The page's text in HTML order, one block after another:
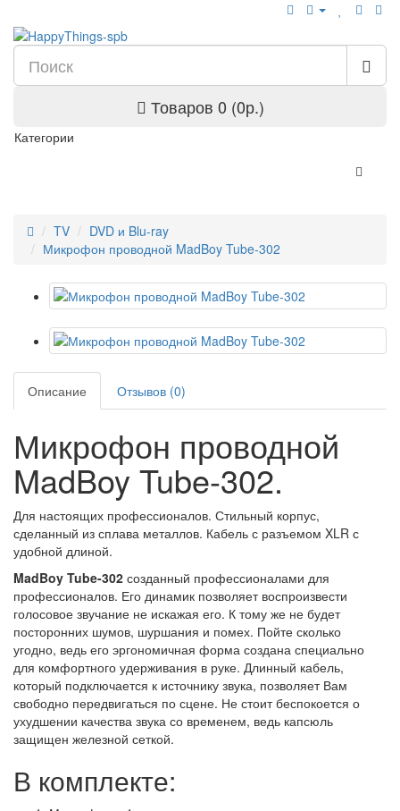
Товаров 0 (0р.)
Категории
TV
DVD и Blu-ray
Микрофон проводной MadBoy Tube-302
Описание Отзывов (0)
Микрофон проводной
MadBoy Tube-302.
Для настоящих профессионалов. Стильный корпус,
сделанный из сплава металлов. Кабель с разъемом XLR с
удобной длиной.
MadBoy Tube-302 созданный профессионалами для
профессионалов. Его динамик позволяет воспроизвести
голосовое звучание не искажая его. К тому же не будет
посторонних шумов, шуршания и помех. Пойте сколько
угодно, ведь его эргономичная форма создана специально
для комфортного удерживания в руке. Длинный кабель,
который подключается к источнику звука, позволяет Вам
свободно передвигаться по сцене. Не стоит беспокоется о
ухудшении качества звука со временем, ведь капсюль
защищен железной сеткой.
В комплекте: